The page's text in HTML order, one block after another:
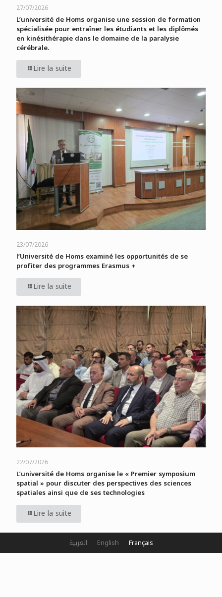
27/07/2026
L’université de Homs organise une session de formation
spécialisée pour entraîner les étudiants et les diplômés
en kinésithérapie dans le domaine de la paralysie
cérébrale.
Lire la suite
23/07/2026
l’Université de Homs examiné les opportunités de se
profiter des programmes Erasmus +
Lire la suite
22/07/2026
L’université de Homs organise le « Premier symposium
spatial » pour discuter des perspectives des sciences
spatiales ainsi que de ses technologies
Lire la suite
العربية English Français